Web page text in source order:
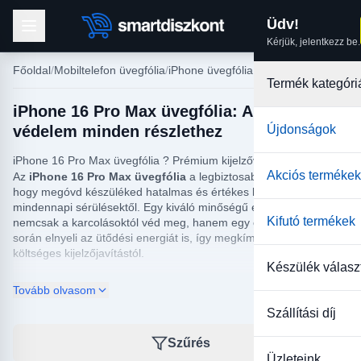
Üdv!
Kérjük, jelentkezz be.
Termék
Újdonságok
Akciós termékek
Kifutó termékek
Készülék
Szállítási díj
Főoldal Mobiltelefon üvegfólia iPhone üvegfólia
iPhone 16 Pro Max üvegfólia: A tökéletes
védelem minden részlethez
iPhone 16 Pro Max üvegfólia ? Prémium kijelzővédelem
Az iPhone 16 Pro Max üvegfólia a legbiztosabb módja annak,
hogy megóvd készüléked hatalmas és értékes kijelzőjét a
mindennapi sérülésektől. Egy kiváló minőségű edzett üveg
nemcsak a karcolásoktól véd meg, hanem egy esetleges leejtés
során elnyeli az ütődési energiát is, így megkímélheted magad a
költséges kijelzőjavítástól.
Miért érdemes tőlünk választanod
Extrém ellenállóság a kulcsok, aprópénz és éles
Tovább olvasom
Szűrés